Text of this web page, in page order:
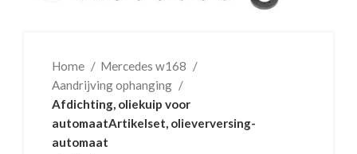
Home
Mercedes w168
Aandrijving ophanging
Afdichting, oliekuip voor
automaatArtikelset, olieverversing-
automaat